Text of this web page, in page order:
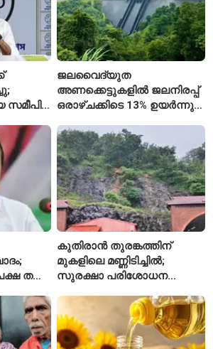
ജലവൈദ്യുത
അണക്കെട്ടുകളിൽ ജലനിരപ്പ്
ഒരാഴ്ചക്കിടെ 13% ഉയർന്നു;
ഇപ്പോഴും കുറവ്
തള്ളി
കുതിരാൻ തുരങ്കത്തിന്
മുകളിലെ മണ്ണിടിച്ചിൽ;
സുരക്ഷാ പരിശോധന